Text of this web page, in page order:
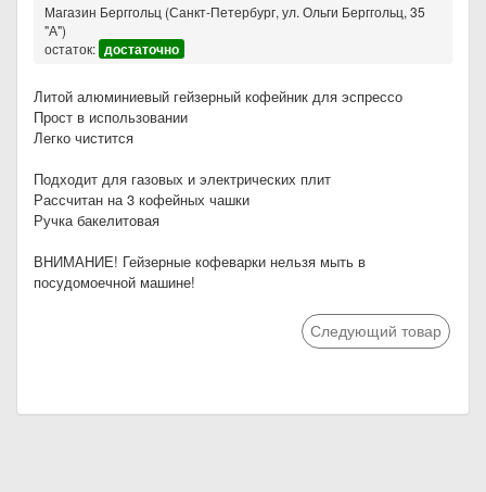
Магазин Берггольц (Санкт-Петербург, ул. Ольги Берггольц, 35
"А")
остаток: достаточно
Литой алюминиевый гейзерный кофейник для эспрессо
Прост в использовании
Легко чистится
Подходит для газовых и электрических плит
Рассчитан на 3 кофейных чашки
Ручка бакелитовая
ВНИМАНИЕ! Гейзерные кофеварки нельзя мыть в
посудомоечной машине!
Следующий товар